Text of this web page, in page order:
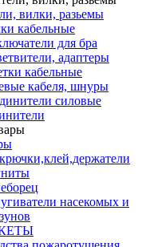
вилки, разьемы
кабельные
для бра
адаптеры
кабельные
кабеля, шнуры
силовые
насекомых и